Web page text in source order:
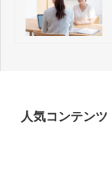
人気コンテンツ